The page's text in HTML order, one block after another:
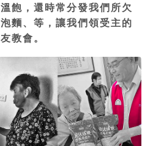
飽，還時常分發我們所欠
麵、等，讓我們領受主的
教會。